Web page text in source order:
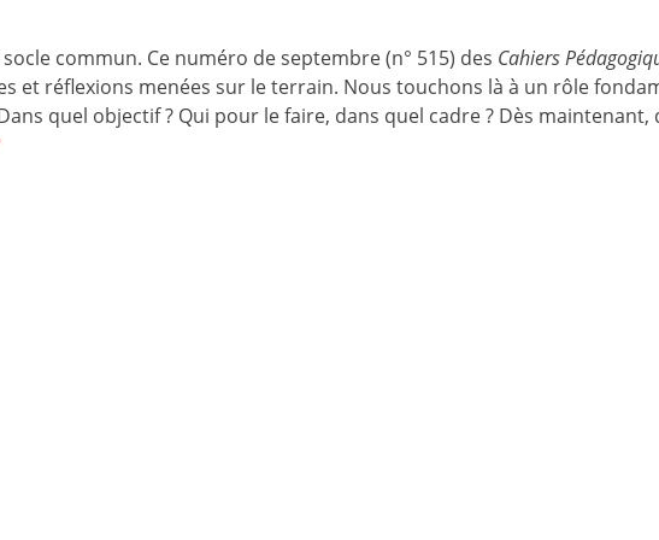
commun. Ce numéro de septembre (n° 515) des Cahiers
et réflexions menées sur le terrain. Nous touchons là à un rôle
Dans quel objectif ? Qui pour le faire, dans quel cadre ? Dès maintenant,